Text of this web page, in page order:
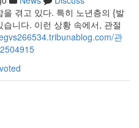
겪고 있다. 특히 노년층의 {발
니다. 이런 상황 속에서, 관절
관